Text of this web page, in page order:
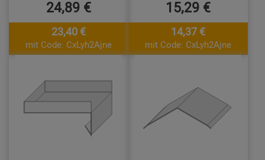
24,89 €
23,40 €
mit Code: CxLyh2Ajne
15,29 €
14,37 €
mit Code: CxLyh2Ajne